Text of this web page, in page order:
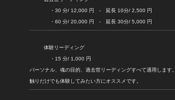
・30 分/ 12,000 円 - 延長 10分/ 2,500 円
・60 分/ 20,000 円 - 延長 30分/ 5,000 円
体験リーディング
・15 分/ 1,000 円
パーソナル、魂の目的、過去世リーディングすべて適用します。
触りだけでも体験してみたい方にオススメです。